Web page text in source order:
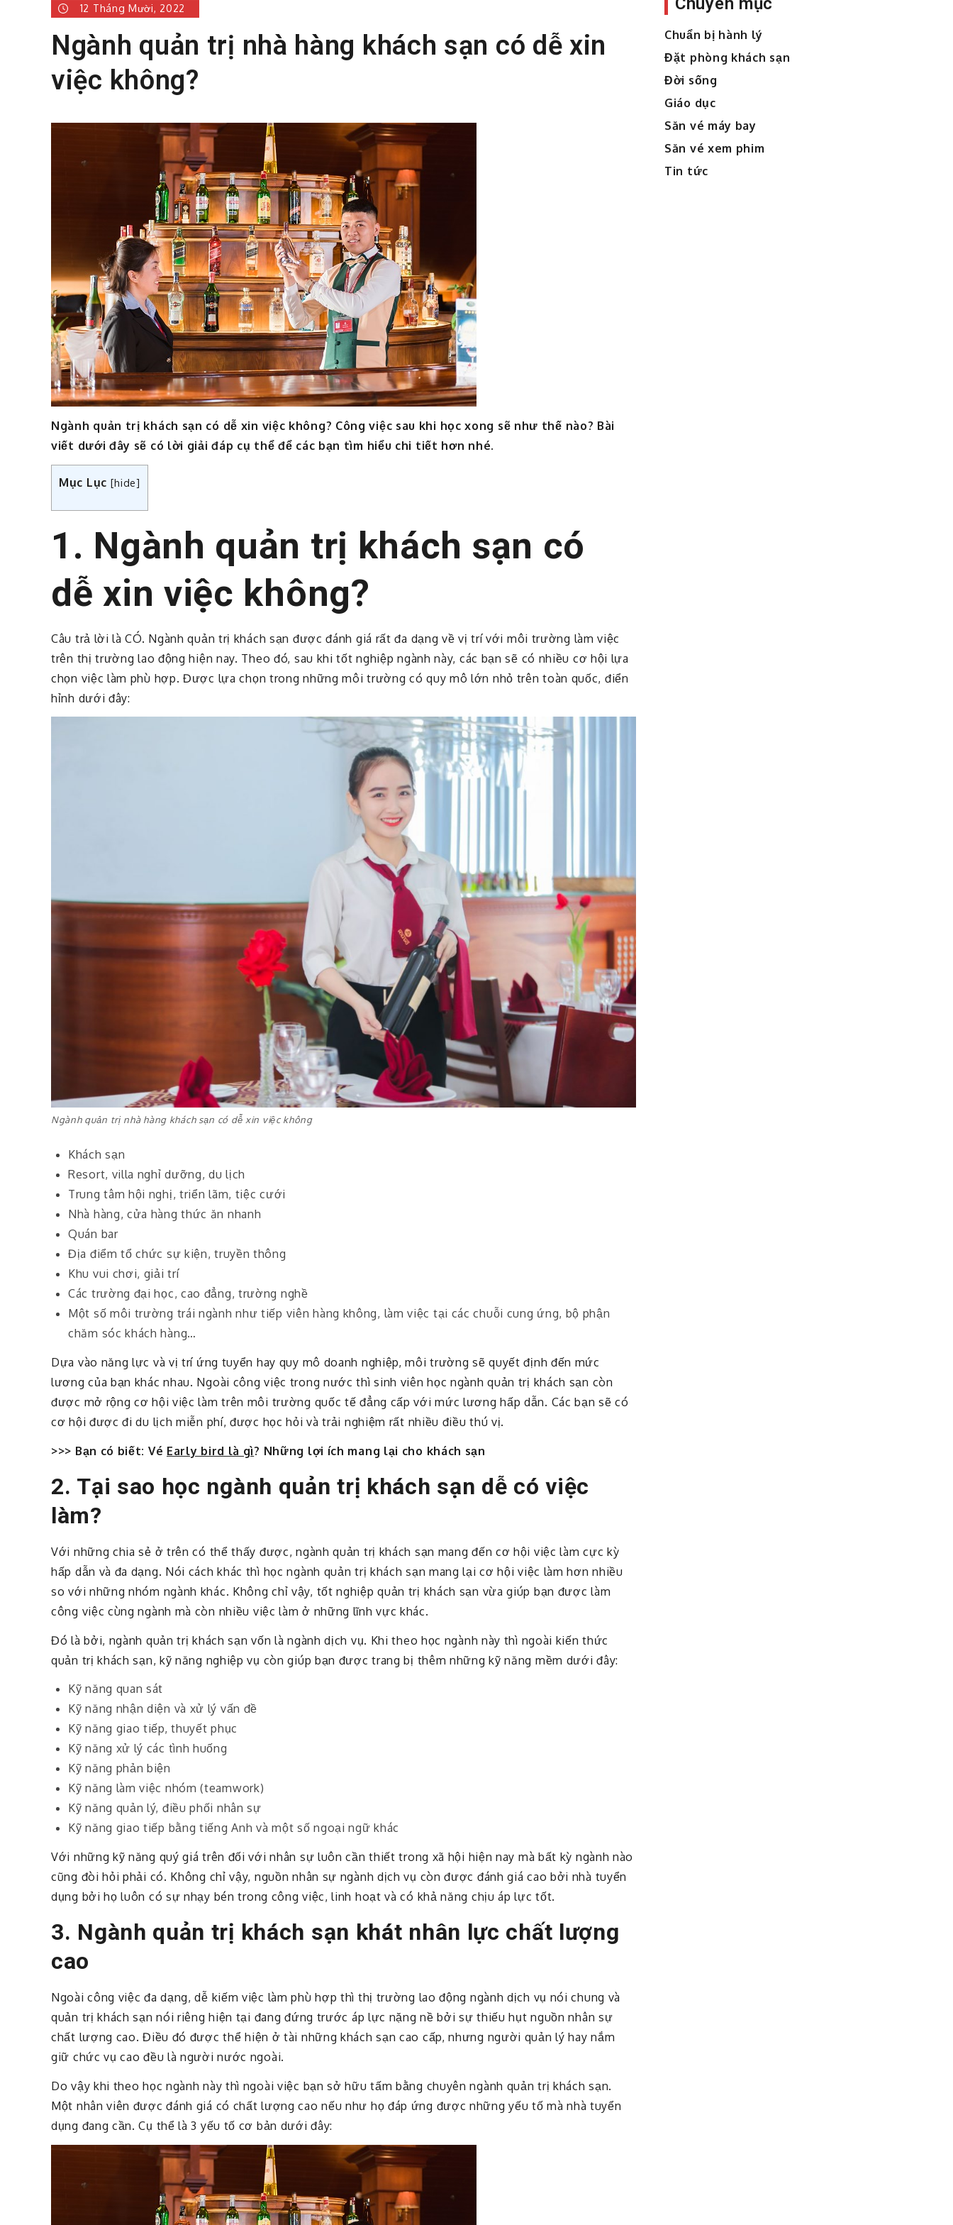
12 Tháng Mười, 2022
Ngành quản trị nhà hàng khách sạn có dễ xin
việc không?
Ngành quản trị khách sạn có dễ xin việc không? Công việc sau khi học xong sẽ như thế nào? Bài
viết dưới đây sẽ có lời giải đáp cụ thể để các bạn tìm hiểu chi tiết hơn nhé.
Mục Lục [hide]
1. Ngành quản trị khách sạn có
dễ xin việc không?
Câu trả lời là CÓ. Ngành quản trị khách sạn được đánh giá rất đa dạng về vị trí với môi trường làm việc
trên thị trường lao động hiện nay. Theo đó, sau khi tốt nghiệp ngành này, các bạn sẽ có nhiều cơ hội lựa
chọn việc làm phù hợp. Được lựa chọn trong những môi trường có quy mô lớn nhỏ trên toàn quốc, điển
hỉnh dưới đây:
Ngành quản trị nhà hàng khách sạn có dễ xin việc không
Khách sạn
Resort, villa nghỉ dưỡng, du lịch
Trung tâm hội nghị, triển lãm, tiệc cưới
Nhà hàng, cửa hàng thức ăn nhanh
Quán bar
Địa điểm tổ chức sự kiện, truyền thông
Khu vui chơi, giải trí
Các trường đại học, cao đẳng, trường nghề
Một số môi trường trái ngành như tiếp viên hàng không, làm việc tại các chuỗi cung ứng, bộ phận
chăm sóc khách hàng…
Dựa vào năng lực và vị trí ứng tuyển hay quy mô doanh nghiệp, môi trường sẽ quyết định đến mức
lương của bạn khác nhau. Ngoài công việc trong nước thì sinh viên học ngành quản trị khách sạn còn
được mở rộng cơ hội việc làm trên môi trường quốc tế đẳng cấp với mức lương hấp dẫn. Các bạn sẽ có
cơ hội được đi du lịch miễn phí, được học hỏi và trải nghiệm rất nhiều điều thú vị.
>>> Bạn có biết: Vé Early bird là gì? Những lợi ích mang lại cho khách sạn
2. Tại sao học ngành quản trị khách sạn dễ có việc
làm?
Với những chia sẻ ở trên có thể thấy được, ngành quản trị khách sạn mang đến cơ hội việc làm cực kỳ
hấp dẫn và đa dạng. Nói cách khác thì học ngành quản trị khách sạn mang lại cơ hội việc làm hơn nhiều
so với những nhóm ngành khác. Không chỉ vậy, tốt nghiệp quản trị khách sạn vừa giúp bạn được làm
công việc cùng ngành mà còn nhiều việc làm ở những lĩnh vực khác.
Đó là bởi, ngành quản trị khách sạn vốn là ngành dịch vụ. Khi theo học ngành này thì ngoài kiến thức
quản trị khách sạn, kỹ năng nghiệp vụ còn giúp bạn được trang bị thêm những kỹ năng mềm dưới đây:
Kỹ năng quan sát
Kỹ năng nhận diện và xử lý vấn đề
Kỹ năng giao tiếp, thuyết phục
Kỹ năng xử lý các tình huống
Kỹ năng phản biện
Kỹ năng làm việc nhóm (teamwork)
Kỹ năng quản lý, điều phối nhân sự
Kỹ năng giao tiếp bằng tiếng Anh và một số ngoại ngữ khác
Với những kỹ năng quý giá trên đối với nhân sự luôn cần thiết trong xã hội hiện nay mà bất kỳ ngành nào
cũng đòi hỏi phải có. Không chỉ vậy, nguồn nhân sự ngành dịch vụ còn được đánh giá cao bởi nhà tuyển
dụng bởi họ luôn có sự nhạy bén trong công việc, linh hoạt và có khả năng chịu áp lực tốt.
3. Ngành quản trị khách sạn khát nhân lực chất lượng
cao
Ngoài công việc đa dạng, dễ kiếm việc làm phù hợp thì thị trường lao động ngành dịch vụ nói chung và
quản trị khách sạn nói riêng hiện tại đang đứng trước áp lực nặng nề bởi sự thiếu hụt nguồn nhân sự
chất lượng cao. Điều đó được thể hiện ở tài những khách sạn cao cấp, nhưng người quản lý hay nắm
giữ chức vụ cao đều là người nước ngoài.
Do vậy khi theo học ngành này thì ngoài việc bạn sở hữu tấm bằng chuyên ngành quản trị khách sạn.
Một nhân viên được đánh giá có chất lượng cao nếu như họ đáp ứng được những yếu tố mà nhà tuyển
dụng đang cần. Cụ thể là 3 yếu tố cơ bản dưới đây:
Chuẩn bị hành lý
Đặt phòng khách sạn
Đời sống
Giáo dục
Săn vé máy bay
Săn vé xem phim
Tin tức